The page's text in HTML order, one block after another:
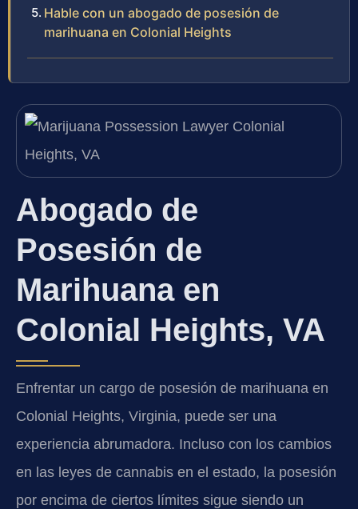
Hable con un abogado de posesión de
marihuana en Colonial Heights
Abogado de
Posesión de
Marihuana en
Colonial Heights, VA
Enfrentar un cargo de posesión de marihuana en
Colonial Heights, Virginia, puede ser una
experiencia abrumadora. Incluso con los cambios
en las leyes de cannabis en el estado, la posesión
por encima de ciertos límites sigue siendo un